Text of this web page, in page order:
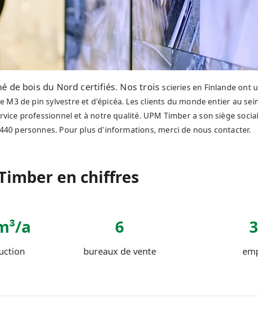
de bois du Nord certifiés. Nos troisscieries en Finlande ont
de pin sylvestre et d'épicéa.​ Les clients du monde entier au
professionnel et à notre qualité. UPM Timber a son siège
personnes. Pour plus d'informations, merci de nous contacter.
en chiffres
a 6
bureaux de vente